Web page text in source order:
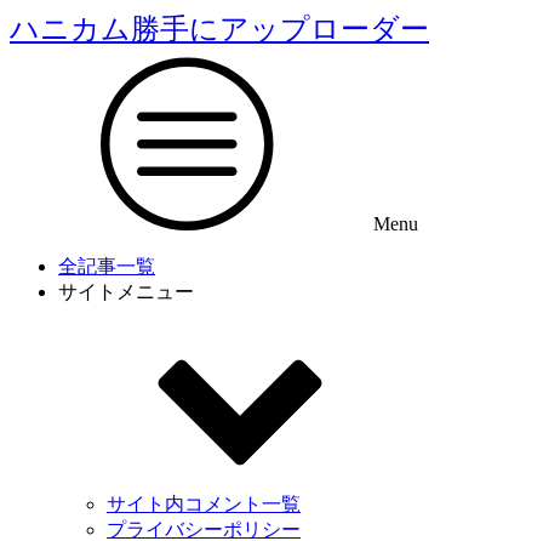
ハニカム勝手にアップローダー
Menu
全記事一覧
サイトメニュー
サイト内コメント一覧
プライバシーポリシー